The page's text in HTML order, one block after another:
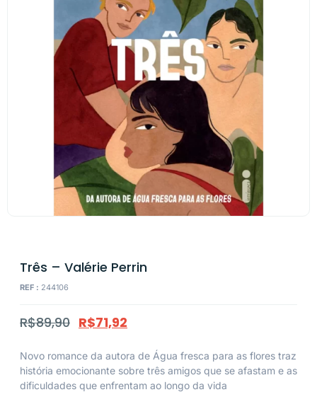
Três – Valérie Perrin
REF : 244106
R$89,90 R$71,92
Novo romance da autora de Água fresca para as flores traz
história emocionante sobre três amigos que se afastam e as
dificuldades que enfrentam ao longo da vida